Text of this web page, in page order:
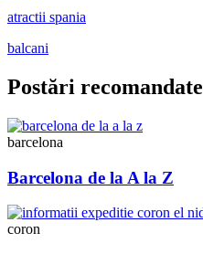
atractii spania
balcani
Postări recomandate
barcelona
Barcelona de la A la Z
coron